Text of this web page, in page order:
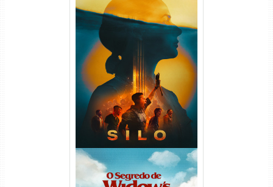
Silo 2ª Temporada (2024)
WEB-DL 1080p Dual Áudio